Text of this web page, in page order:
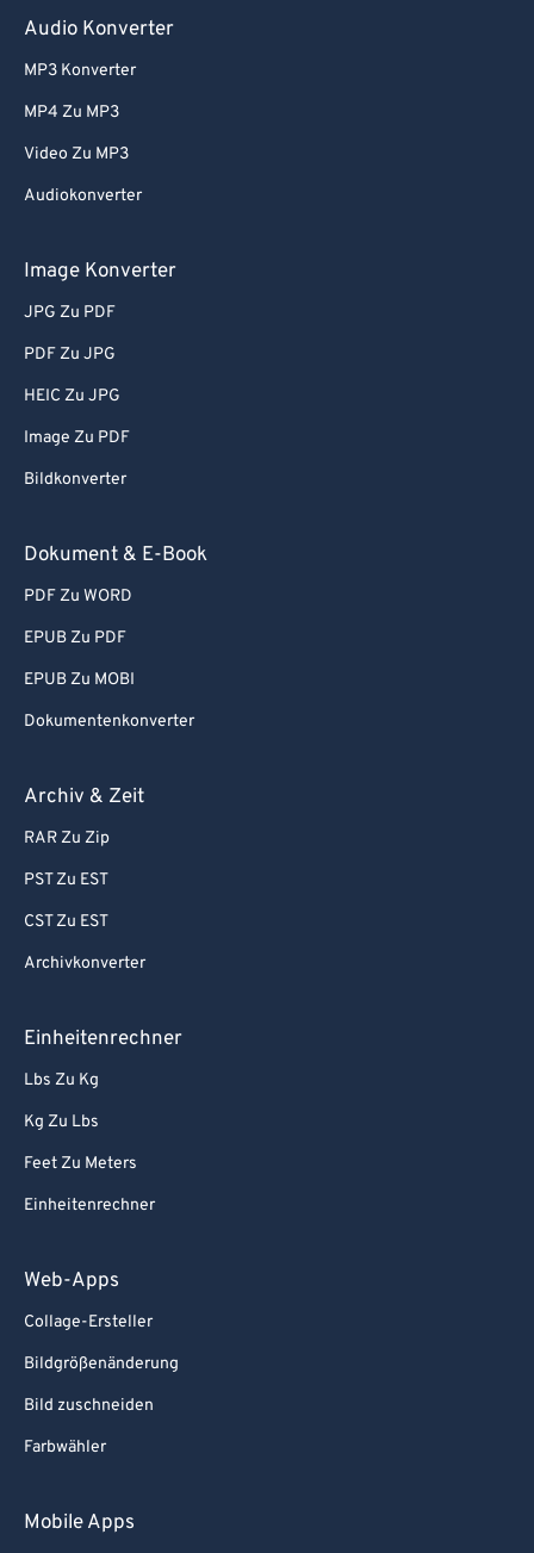
Audio Konverter
MP3 Konverter
MP4 Zu MP3
Video Zu MP3
Audiokonverter
Image Konverter
JPG Zu PDF
PDF Zu JPG
HEIC Zu JPG
Image Zu PDF
Bildkonverter
Dokument & E-Book
PDF Zu WORD
EPUB Zu PDF
EPUB Zu MOBI
Dokumentenkonverter
Archiv & Zeit
RAR Zu Zip
PST Zu EST
CST Zu EST
Archivkonverter
Einheitenrechner
Lbs Zu Kg
Kg Zu Lbs
Feet Zu Meters
Einheitenrechner
Web-Apps
Collage-Ersteller
Bildgrößenänderung
Bild zuschneiden
Farbwähler
Mobile Apps